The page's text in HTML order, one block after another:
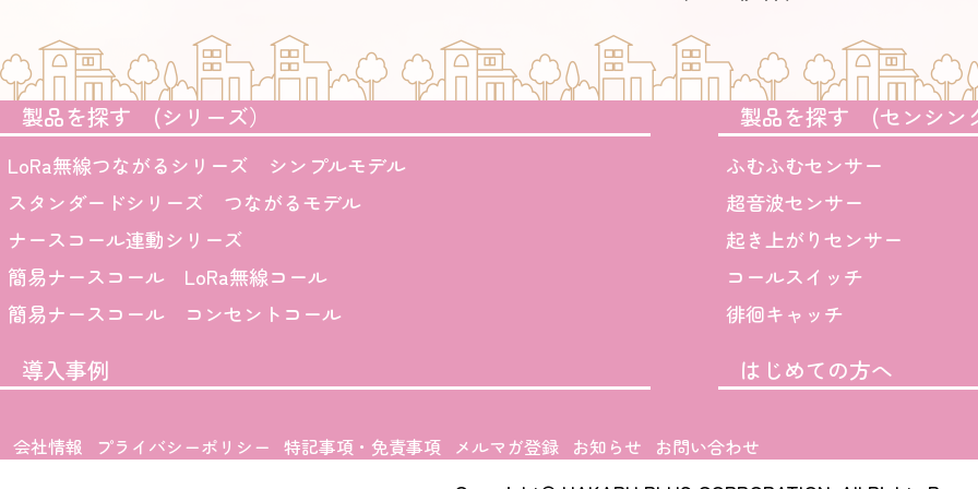
製品を探す (シリーズ）
LoRa無線つながるシリーズ シンプルモデル
スタンダードシリーズ つながるモデル
ナースコール連動シリーズ
簡易ナースコール LoRa無線コール
簡易ナースコール コンセントコール
製品を探す (センシン
ふむふむセンサー
超音波センサー
起き上がりセンサー
コールスイッチ
徘徊キャッチ
導入事例 はじめての方へ
会社情報 プライバシーポリシー 特記事項・免責事項 メルマガ登録 お知らせ お問い合わせ